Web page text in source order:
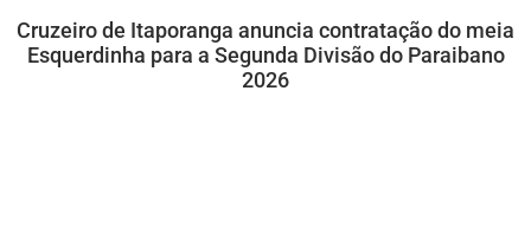
Cruzeiro de Itaporanga anuncia contratação do meia
Esquerdinha para a Segunda Divisão do Paraibano
2026